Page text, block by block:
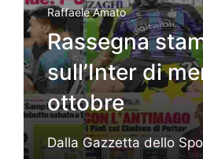
Raffaele Amato
Rassegna
sull’Inter di
ottobre
Dalla Gazzetta dello